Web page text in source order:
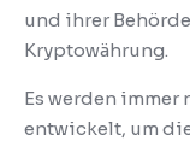
und ihrer
Kryptowährung.
Es werden immer
entwickelt, um